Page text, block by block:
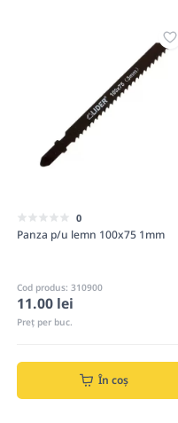
0
Panza p/u lemn 100x75 1mm
Cod produs: 310900
11.00 lei
Preț per buc.
În coș